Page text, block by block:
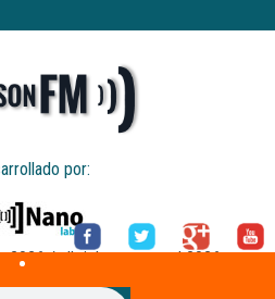
por:
2026 / all rights reserved 2026